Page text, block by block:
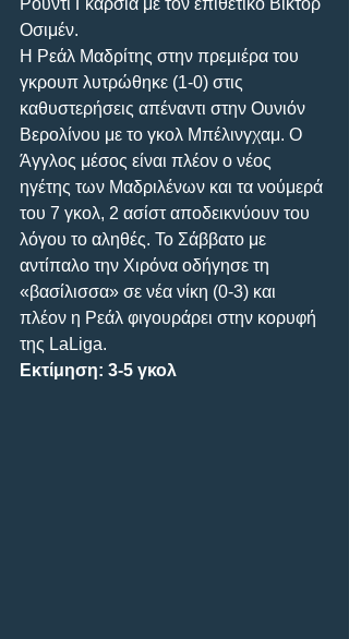
Οσιμέν.
Η Ρεάλ Μαδρίτης στην πρεμιέρα του
γκρουπ λυτρώθηκε (1-0) στις
καθυστερήσεις απέναντι στην Ουνιόν
Βερολίνου με το γκολ Μπέλινγχαμ. Ο
Άγγλος μέσος είναι πλέον ο νέος
ηγέτης των Μαδριλένων και τα νούμερά
του 7 γκολ, 2 ασίστ αποδεικνύουν του
λόγου το αληθές. Το Σάββατο με
αντίπαλο την Χιρόνα οδήγησε τη
«βασίλισσα» σε νέα νίκη (0-3) και
πλέον η Ρεάλ φιγουράρει στην κορυφή
της LaLiga.
Εκτίμηση: 3-5 γκολ